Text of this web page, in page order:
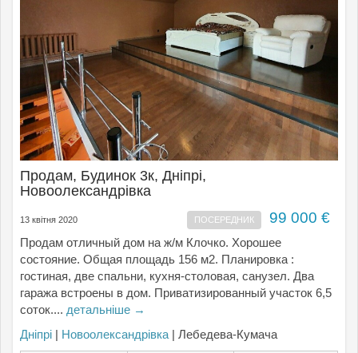
Продам, Будинок 3к, Дніпрі,
Новоолександрівка
13 квітня 2020 ПОСЕРЕДНИК 99 000 €
Продам отличный дом на ж/м Клочко. Хорошее
состояние. Общая площадь 156 м2. Планировка :
гостиная, две спальни, кухня-столовая, санузел. Два
гаража встроены в дом. Приватизированный участок 6,5
соток.... детальніше →
Дніпрі | Новоолександрівка | Лебедева-Кумача